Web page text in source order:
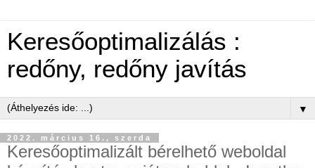
Keresőoptimalizálás :
redőny, redőny javítás
▼
2022. március 16., szerda
Keresőoptimalizált bérelhető weboldal